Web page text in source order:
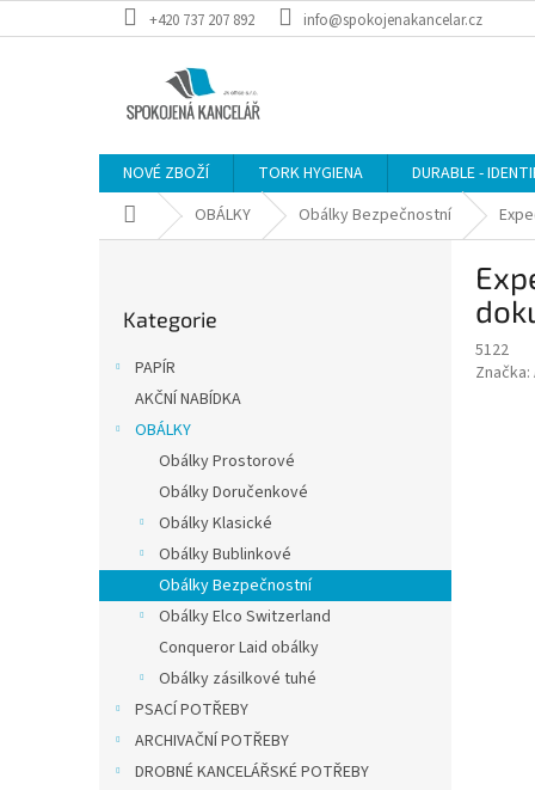
na
+420 737 207 892 info@spokojenakancelar.cz
NOVÉ ZBOŽÍ TORK HYGIENA DURABLE -
Domů OBÁLKY Obálky Bezpečnostní
e
l
kategorie
Kategorie
PAPÍR
AKČNÍ NABÍDKA
OBÁLKY
Obálky Prostorové
Obálky Doručenkové
Obálky Klasické
Obálky Bublinkové
Obálky Bezpečnostní
Obálky Elco Switzerland
Conqueror Laid obálky
Obálky zásilkové tuhé
PSACÍ POTŘEBY
ARCHIVAČNÍ POTŘEBY
DROBNÉ KANCELÁŘSKÉ POTŘEBY
5122
Značka: